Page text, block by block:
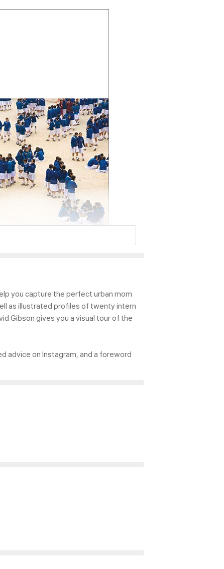
you capture the perfect urban mom
as illustrated profiles of twenty intern
Gibson gives you a visual tour of the
advice on Instagram, and a foreword